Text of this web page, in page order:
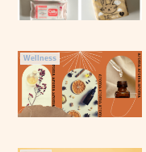
Wellness